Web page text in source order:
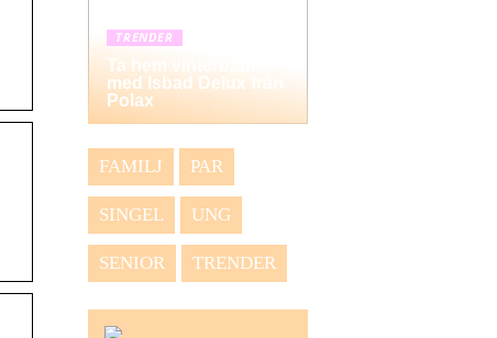
TRENDER
Ta hem vinterbadet
med Isbad Delux från
Polax
FAMILJ PAR
SINGEL UNG
SENIOR TRENDER